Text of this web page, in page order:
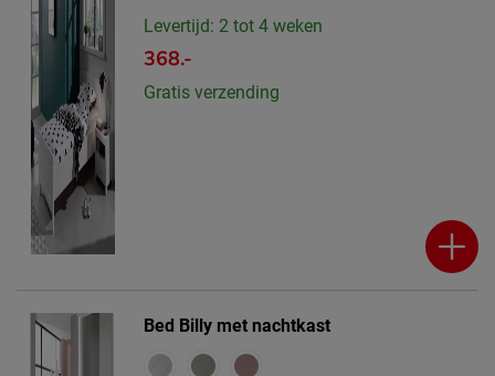
Levertijd: 2 tot 4 weken
368.-
Gratis verzending
Bed Billy met nachtkast